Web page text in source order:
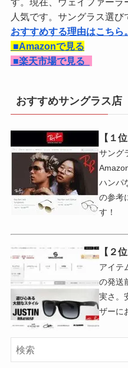
人気です。サングラス選び
おすすめする理由はこちら。
■Amazonで見る
■楽天市場で見る
おすすめサングラス店
【１位
サング
ハンパ
の参考
す！
【２位
アイテ
の発送
実さ。
ザーに